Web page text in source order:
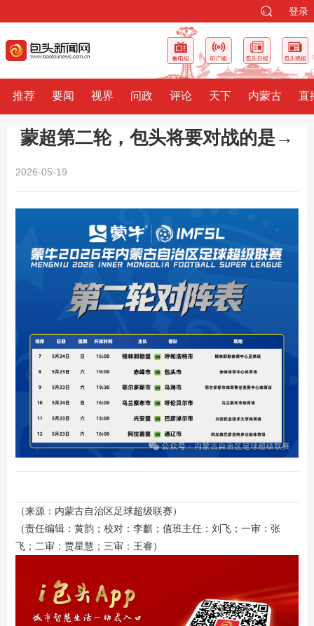
登录
推荐 要闻 视界 问政 评论 天下 内蒙古 直
蒙超第二轮，包头将要对战的是→
2026-05-19
（来源：内蒙古自治区足球超级联赛）
（责任编辑：黄韵；校对：李麒；值班主任：刘飞；一审：张
飞；二审：贾星慧；三审：王睿）